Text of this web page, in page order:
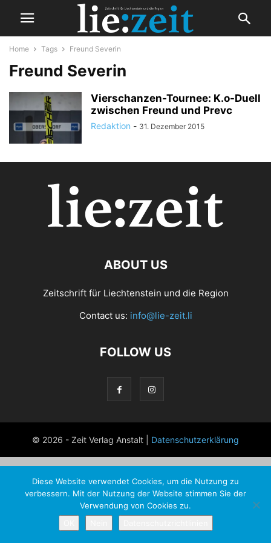
Home Tags Freund Severin
Freund Severin
Vierschanzen-Tournee: K.o-Duell
zwischen Freund und Prevc
Redaktion - 31. Dezember 2015
ABOUT US
Zeitschrift für Liechtenstein und die Region
Contact us: info@lie-zeit.li
FOLLOW US
© 2026 - Zeit Verlag Anstalt | Datenschutzerklärung
Diese Website verwendet Cookies, um die Nutzung zu
verbessern. Mit der Nutzung der Website stimmen Sie der
Verwendung von Cookies zu.